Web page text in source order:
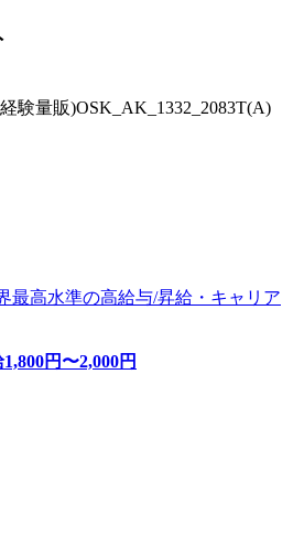
験量販)OSK_AK_1332_2083T(A)
最高水準の高給与/昇給・キャリア
1,800円〜2,000円